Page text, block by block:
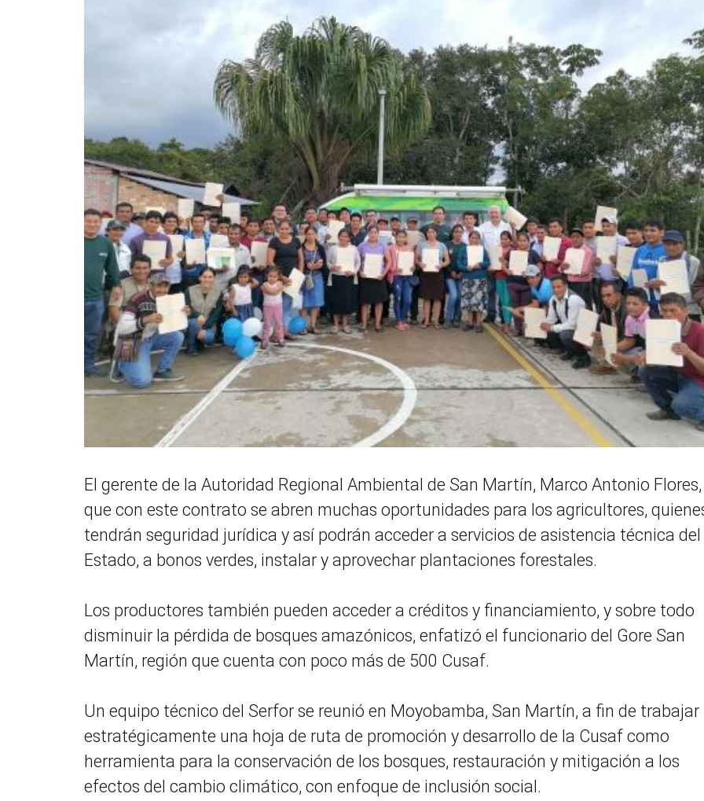
El gerente de la Autoridad Regional Ambiental de San Martín, Marco Antonio
que con este contrato se abren muchas oportunidades para los agricultores,
tendrán seguridad jurídica y así podrán acceder a servicios de asistencia técnica del
Estado, a bonos verdes, instalar y aprovechar plantaciones forestales.
Los productores también pueden acceder a créditos y financiamiento, y sobre todo
disminuir la pérdida de bosques amazónicos, enfatizó el funcionario del Gore San
Martín, región que cuenta con poco más de 500 Cusaf.
Un equipo técnico del Serfor se reunió en Moyobamba, San Martín, a fin de trabajar
estratégicamente una hoja de ruta de promoción y desarrollo de la Cusaf como
herramienta para la conservación de los bosques, restauración y mitigación a los
efectos del cambio climático, con enfoque de inclusión social.